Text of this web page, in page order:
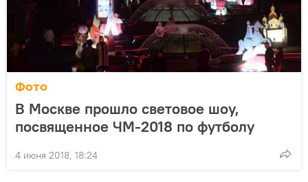
Фото
В Москве прошло световое шоу,
посвященное ЧМ-2018 по футболу
4 июня 2018, 18:24